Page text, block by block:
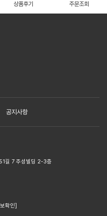
상품후기 주문조회
공지사항
길 7 주성빌딩 2-3층
확인]